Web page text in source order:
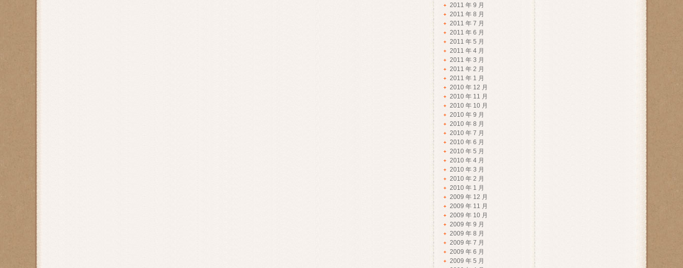
2011 年 9 月
2011 年 8 月
2011 年 7 月
2011 年 6 月
2011 年 5 月
2011 年 4 月
2011 年 3 月
2011 年 2 月
2011 年 1 月
2010 年 12 月
2010 年 11 月
2010 年 10 月
2010 年 9 月
2010 年 8 月
2010 年 7 月
2010 年 6 月
2010 年 5 月
2010 年 4 月
2010 年 3 月
2010 年 2 月
2010 年 1 月
2009 年 12 月
2009 年 11 月
2009 年 10 月
2009 年 9 月
2009 年 8 月
2009 年 7 月
2009 年 6 月
2009 年 5 月